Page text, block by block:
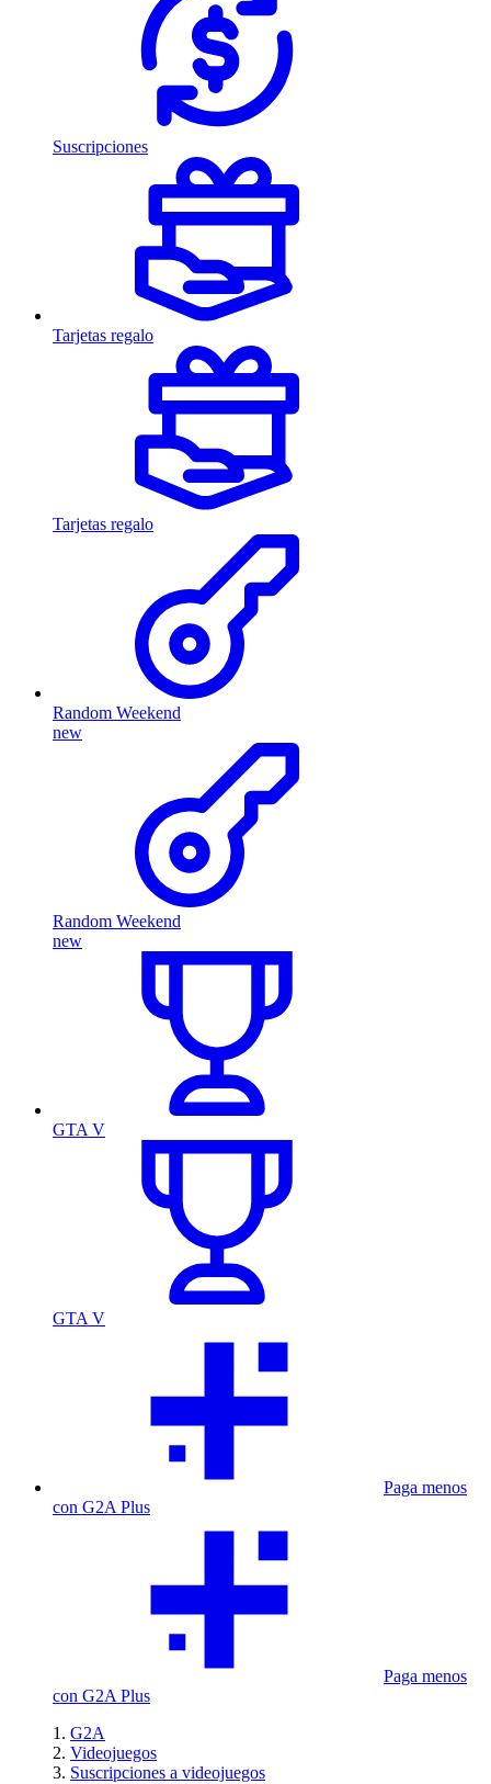
Suscripciones
Tarjetas regalo
Tarjetas regalo
Random Weekend
new
Random Weekend
new
GTA V
GTA V
Paga menos
con G2A Plus
Paga menos
con G2A Plus
G2A
Videojuegos
Suscripciones a videojuegos